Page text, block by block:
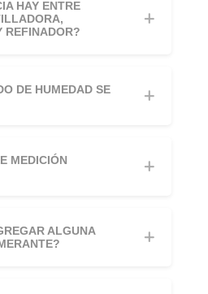
HAY ENTRE
REFINADOR?
DE HUMEDAD SE
MEDICIÓN
ALGUNA